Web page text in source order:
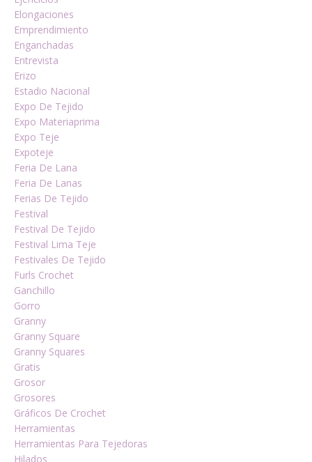
Elongaciones
Emprendimiento
Enganchadas
Entrevista
Erizo
Estadio Nacional
Expo De Tejido
Expo Materiaprima
Expo Teje
Expoteje
Feria De Lana
Feria De Lanas
Ferias De Tejido
Festival
Festival De Tejido
Festival Lima Teje
Festivales De Tejido
Furls Crochet
Ganchillo
Gorro
Granny
Granny Square
Granny Squares
Gratis
Grosor
Grosores
Gráficos De Crochet
Herramientas
Herramientas Para Tejedoras
Hilados